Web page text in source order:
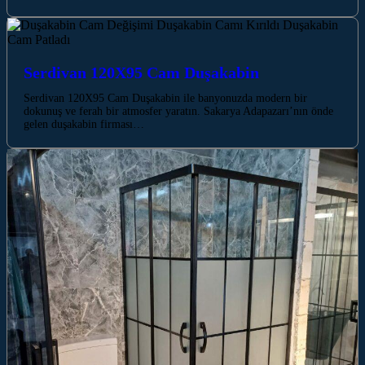
Serdivan 120X95 Cam Duşakabin
Serdivan 120X95 Cam Duşakabin ile banyonuzda modern bir
dokunuş ve ferah bir atmosfer yaratın. Sakarya Adapazarı’nın önde
gelen duşakabin firması…